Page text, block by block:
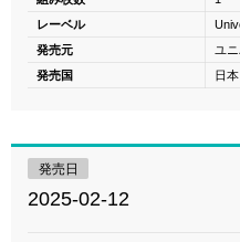
レーベル
発売元
ユ
発売国
日本
発売日
2025-02-12